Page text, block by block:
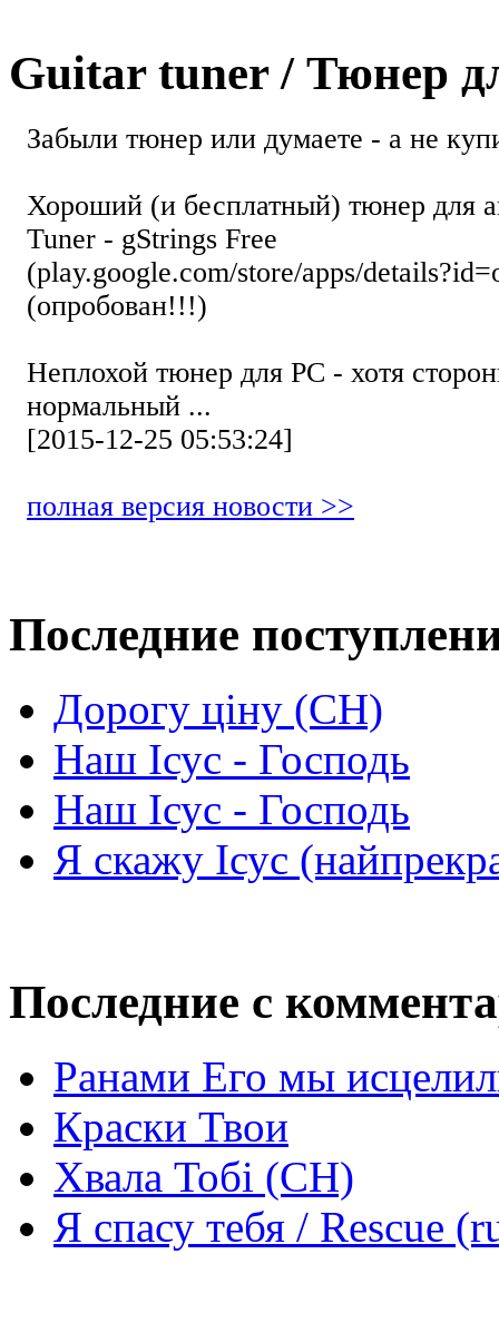
Guitar tuner / Тюнер
Забыли тюнер или думаете - а не
Хороший (и бесплатный) тюнер для
Tuner - gStrings Free
(play.google.com/store/apps/
(опробован!!!)
Неплохой тюнер для РС - хотя
нормальный ...
[2015-12-25 05:53:24]
полная версия новости >>
Последние
Дорогу ціну (СН)
Наш Ісус - Господь
Наш Ісус - Господь
Я скажу Ісус
Последние с
Ранами Его мы
Краски Твои
Хвала Тобі (СН)
Я спасу тебя / Rescue